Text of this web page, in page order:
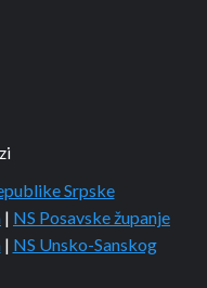
Srpske
| NS Posavske županje
| NS Unsko-Sanskog